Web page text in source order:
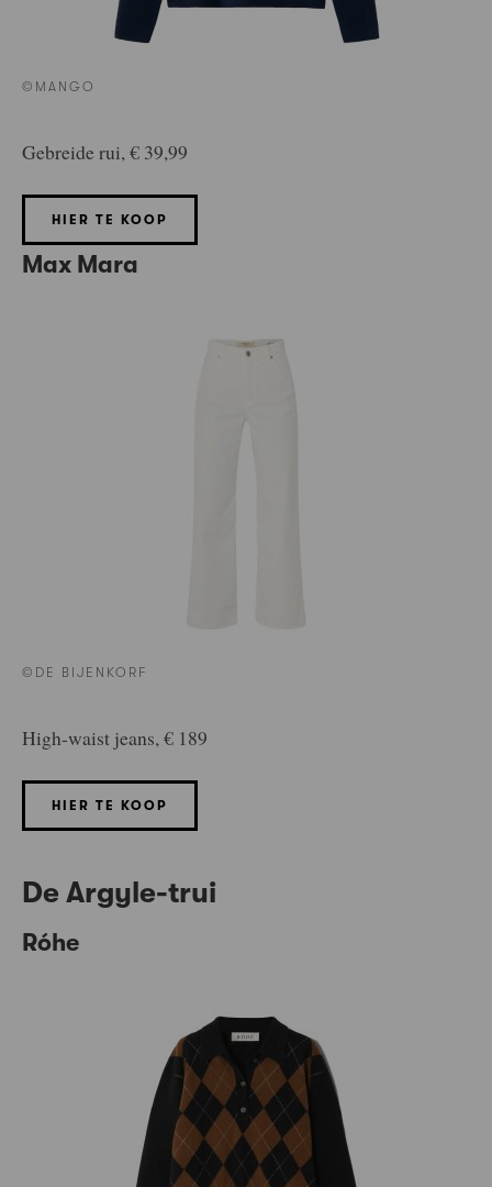
©MANGO
Gebreide rui, € 39,99
HIER TE KOOP
Max Mara
©DE BIJENKORF
High-waist jeans, € 189
HIER TE KOOP
De Argyle-trui
Róhe